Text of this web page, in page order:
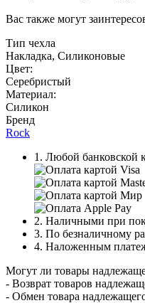
Вас также могут
Тип чехла
Накладка, Силиконовые
Цвет:
Серебристый
Материал:
Силикон
Бренд
Rock
1. Любой банковской
2. Наличными при
3. По безналичному
4. Наложенным
Могут ли товары
- Возврат товаров
- Обмен товара